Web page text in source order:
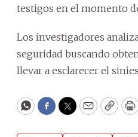
testigos en el momento
Los investigadores
seguridad buscando
llevar a esclarecer el
WhatsApp
Facebook
Twitter
EmailCopy